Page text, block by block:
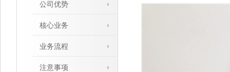
公司优势
核心业务
业务流程
注意事项